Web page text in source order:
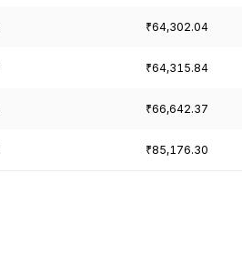
₹64,302.04
₹64,315.84
₹66,642.37
₹85,176.30